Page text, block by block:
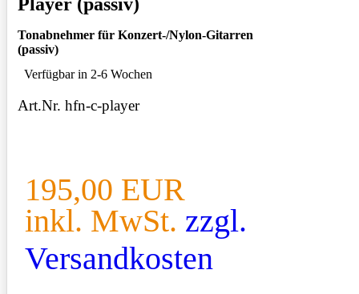
Tonabnehmer für Konzert-/Nylon-Gitarren
(passiv)
Verfügbar in 2-6 Wochen
Art.Nr. hfn-c-player
195,00 EUR
inkl. MwSt. zzgl.
Versandkosten